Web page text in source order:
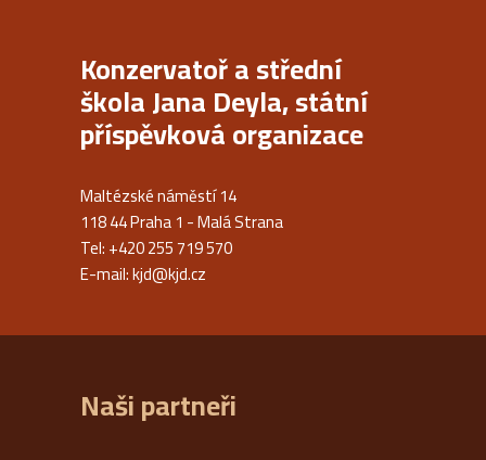
Konzervatoř a střední
škola Jana Deyla, státní
příspěvková organizace
Maltézské náměstí 14
118 44 Praha 1 - Malá Strana
Tel: +420 255 719 570
E-mail:kjd@kjd.cz
Naši partneři